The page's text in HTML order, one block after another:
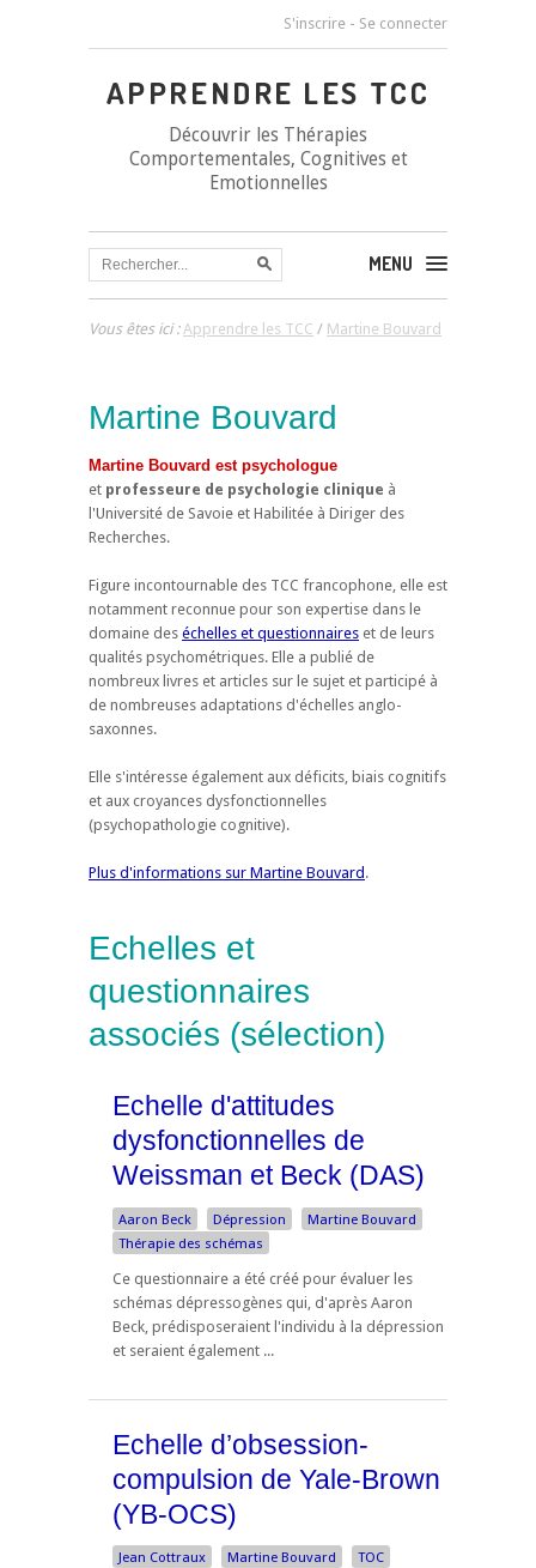
S'inscrire - Se connecter
APPRENDRE LES TCC
Découvrir les Thérapies
Comportementales, Cognitives et
Emotionnelles
MENU
Vous êtes ici :Apprendre les TCC / Martine Bouvard
Martine Bouvard
Martine Bouvard est psychologue
et professeure de psychologie clinique à
l'Université de Savoie et Habilitée à Diriger des
Recherches.
Figure incontournable des TCC francophone, elle est
notamment reconnue pour son expertise dans le
domaine des échelles et questionnaires et de leurs
qualités psychométriques. Elle a publié de
nombreux livres et articles sur le sujet et participé à
de nombreuses adaptations d'échelles anglo-
saxonnes.
Elle s'intéresse également aux déficits, biais cognitifs
et aux croyances dysfonctionnelles
(psychopathologie cognitive).
Plus d'informations sur Martine Bouvard.
Echelles et
questionnaires
associés (sélection)
Echelle d'attitudes
dysfonctionnelles de
Weissman et Beck (DAS)
Aaron Beck Dépression
Martine Bouvard
Thérapie des schémas
Ce questionnaire a été créé pour évaluer les
schémas dépressogènes qui, d'après Aaron
Beck, prédisposeraient l'individu à la dépression
et seraient également ...
Echelle d’obsession-
compulsion de Yale-Brown
(YB-OCS)
Jean Cottraux Martine Bouvard TOC